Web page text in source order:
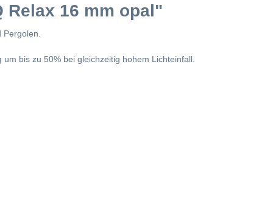
16 mm opal"
bis zu 50% bei gleichzeitig hohem Lichteinfall.